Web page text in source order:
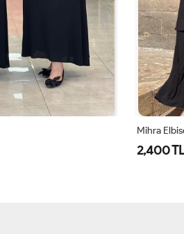
Mihra
2,400 TL